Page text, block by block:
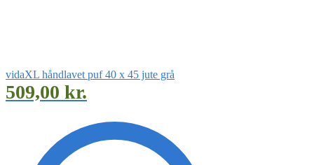
vidaXL håndlavet puf 40 x 45 jute grå
509,00 kr.